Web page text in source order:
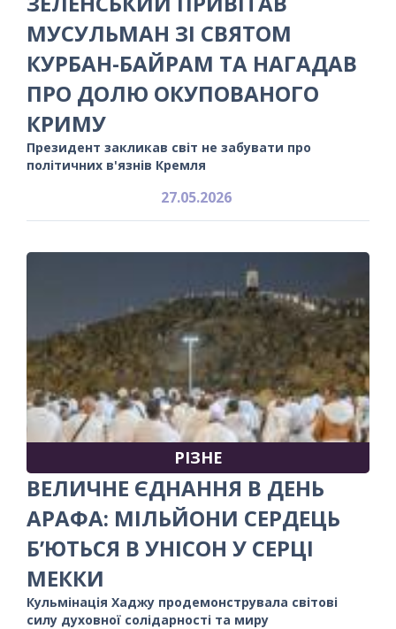
МУСУЛЬМАН ЗІ СВЯТОМ
КУРБАН-БАЙРАМ ТА НАГАДАВ
ПРО ДОЛЮ ОКУПОВАНОГО
КРИМУ
Президент закликав світ не забувати про
політичних в'язнів Кремля
27.05.2026
РІЗНЕ
ВЕЛИЧНЕ ЄДНАННЯ В ДЕНЬ
АРАФА: МІЛЬЙОНИ СЕРДЕЦЬ
Б’ЮТЬСЯ В УНІСОН У СЕРЦІ
МЕККИ
Кульмінація Хаджу продемонструвала світові
силу духовної солідарності та миру